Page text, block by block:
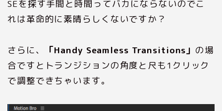
SEを探す手間と時間ってバカにならないのでこ
れは革命的に素晴らしくないですか？
さらに、 「Handy Seamless Transitions」 の場
合ですとトランジションの角度と尺も1クリック
で調整できちゃいます。